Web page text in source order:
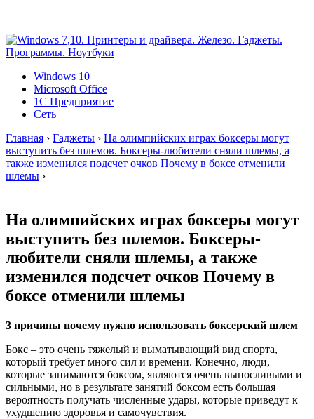
Windows 10
Microsoft Office
1C Предприятие
Сеть
Главная › Гаджеты › На олимпийских играх боксеры могут
выступить без шлемов. Боксеры-любители сняли шлемы, а
также изменился подсчет очков Почему в боксе отменили
шлемы ›
На олимпийских играх боксеры могут
выступить без шлемов. Боксеры-
любители сняли шлемы, а также
изменился подсчет очков Почему в
боксе отменили шлемы
3 причины почему нужно использовать боксерский шлем
Бокс – это очень тяжелый и выматывающий вид спорта,
который требует много сил и времени. Конечно, люди,
которые занимаются боксом, являются очень выносливыми и
сильными, но в результате занятий боксом есть большая
вероятность получать численные удары, которые приведут к
ухудшению здоровья и самочувствия.